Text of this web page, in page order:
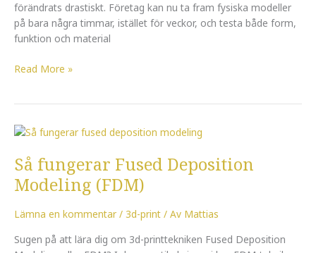
förändrats drastiskt. Företag kan nu ta fram fysiska modeller
på bara några timmar, istället för veckor, och testa både form,
funktion och material
Read More »
Så fungerar Fused Deposition
Modeling (FDM)
Lämna en kommentar / 3d-print / Av Mattias
Sugen på att lära dig om 3d-printtekniken Fused Deposition
Så
Fused
Deposition
Modeling
(FDM)